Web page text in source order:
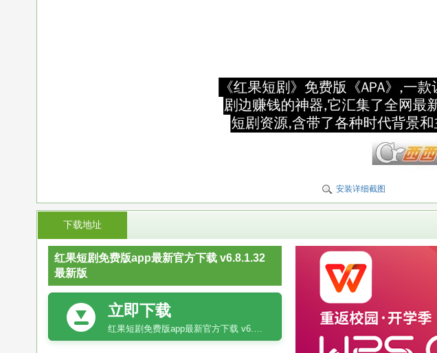
安装详细截图
下载地址
红果短剧免费版app最新官方下载 v6.8.1.32
最新版
立即下载
红果短剧免费版app最新官方下载 v6.8.1.32最新版